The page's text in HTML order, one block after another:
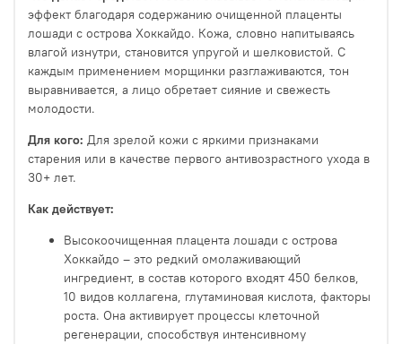
эффект благодаря содержанию очищенной плаценты
лошади с острова Хоккайдо. Кожа, словно напитываясь
влагой изнутри, становится упругой и шелковистой. С
каждым применением морщинки разглаживаются, тон
выравнивается, а лицо обретает сияние и свежесть
молодости.
Для кого: Для зрелой кожи с яркими признаками
старения или в качестве первого антивозрастного ухода в
30+ лет.
Как действует:
Высокоочищенная плацента лошади с острова
Хоккайдо – это редкий омолаживающий
ингредиент, в состав которого входят 450 белков,
10 видов коллагена, глутаминовая кислота, факторы
роста. Она активирует процессы клеточной
регенерации, способствуя интенсивному